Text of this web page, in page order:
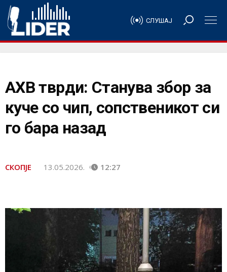
СЛУШАЈ
АХВ тврди: Станува збор за
куче со чип, сопственикот си
го бара назад
СКОПЈЕ 13.05.2026. 12:27